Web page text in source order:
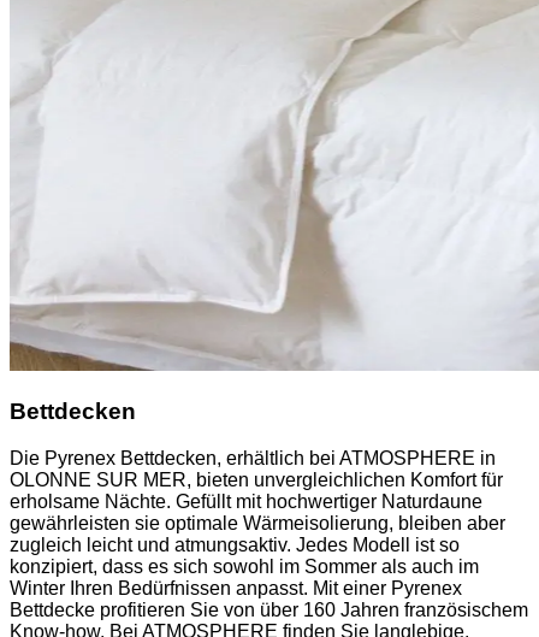
Bettdecken
Die Pyrenex Bettdecken, erhältlich bei ATMOSPHERE in
OLONNE SUR MER, bieten unvergleichlichen Komfort für
erholsame Nächte. Gefüllt mit hochwertiger Naturdaune
gewährleisten sie optimale Wärmeisolierung, bleiben aber
zugleich leicht und atmungsaktiv. Jedes Modell ist so
konzipiert, dass es sich sowohl im Sommer als auch im
Winter Ihren Bedürfnissen anpasst. Mit einer Pyrenex
Bettdecke profitieren Sie von über 160 Jahren französischem
Know-how. Bei ATMOSPHERE finden Sie langlebige,